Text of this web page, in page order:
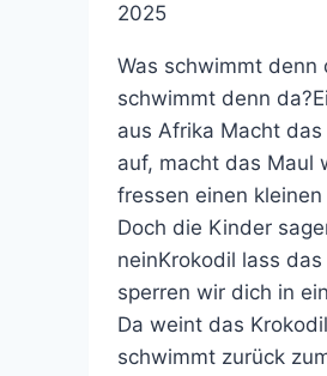
2025
Was schwimmt denn
schwimmt denn
aus Afrika Macht
auf, macht das Maul
fressen einen kleinen
Doch die Kinder
neinKrokodil lass
sperren wir dich in
Da weint das
schwimmt zurück